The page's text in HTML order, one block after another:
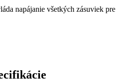
napájanie všetkých zásuviek pre